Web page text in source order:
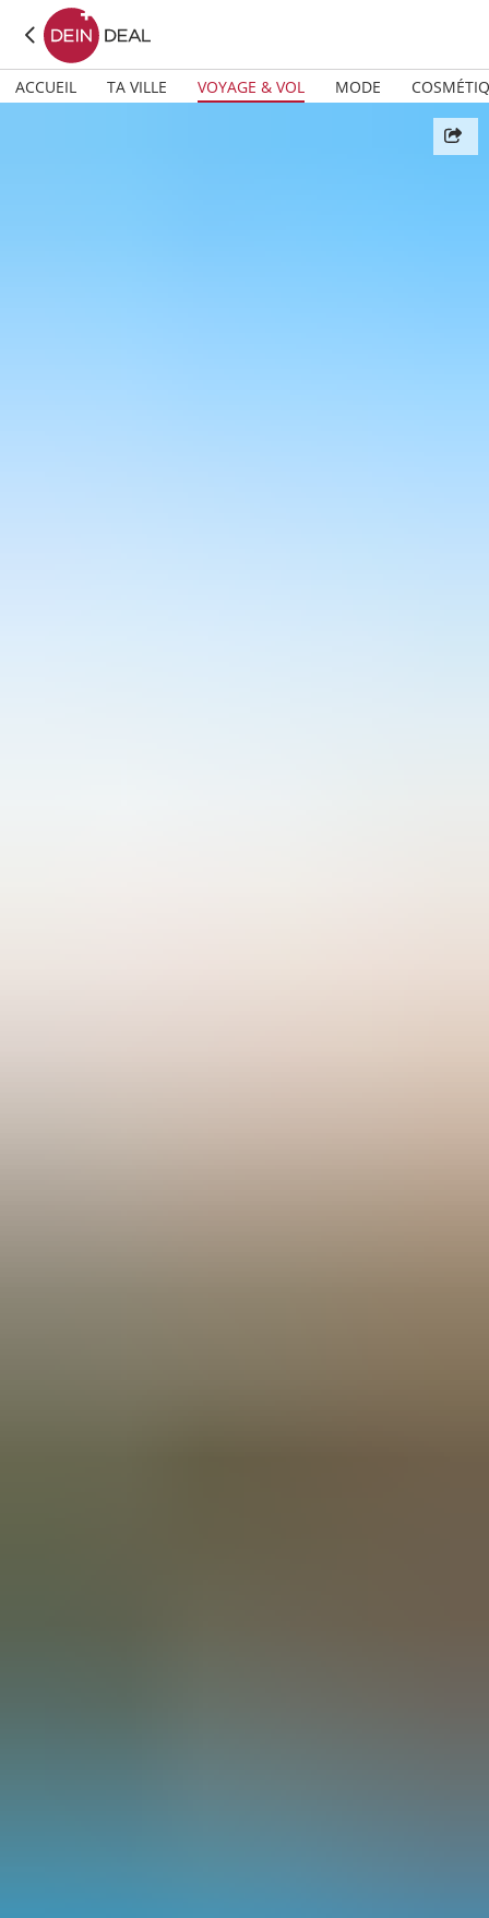
ACCUEIL TA VILLE VOYAGE & VOL MODE